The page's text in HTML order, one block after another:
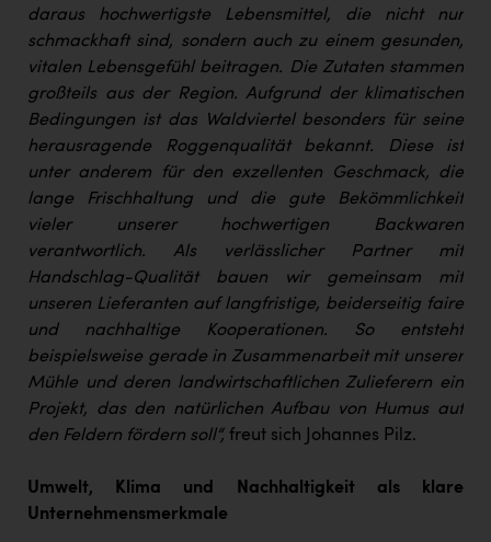
daraus hochwertigste Lebensmittel, die nicht nur
schmackhaft sind, sondern auch zu einem gesunden,
vitalen Lebensgefühl beitragen. Die Zutaten stammen
großteils aus der Region. Aufgrund der klimatischen
Bedingungen ist das Waldviertel besonders für seine
herausragende Roggenqualität bekannt. Diese ist
unter anderem für den exzellenten Geschmack, die
lange Frischhaltung und die gute Bekömmlichkeit
vieler unserer hochwertigen Backwaren
verantwortlich. Als verlässlicher Partner mit
Handschlag-Qualität bauen wir gemeinsam mit
unseren Lieferanten auf langfristige, beiderseitig faire
und nachhaltige Kooperationen. So entsteht
beispielsweise gerade in Zusammenarbeit mit unserer
Mühle und deren landwirtschaftlichen Zulieferern ein
Projekt, das den natürlichen Aufbau von Humus auf
den Feldern fördern soll“, freut sich Johannes Pilz.
Umwelt, Klima und Nachhaltigkeit als klare
Unternehmensmerkmale